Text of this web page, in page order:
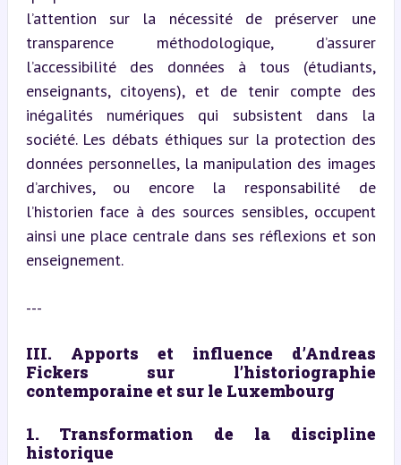
l’attention sur la nécessité de préserver une
transparence méthodologique, d’assurer
l’accessibilité des données à tous (étudiants,
enseignants, citoyens), et de tenir compte des
inégalités numériques qui subsistent dans la
société. Les débats éthiques sur la protection des
données personnelles, la manipulation des images
d’archives, ou encore la responsabilité de
l’historien face à des sources sensibles, occupent
ainsi une place centrale dans ses réflexions et son
enseignement.
---
III. Apports et influence d’Andreas
Fickers sur l’historiographie
contemporaine et sur le Luxembourg
1. Transformation de la discipline
historique